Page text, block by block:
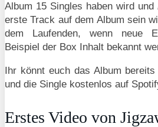
Album 15 Singles haben wird und
erste Track auf dem Album sein
dem Laufenden, wenn neue
Beispiel der Box Inhalt bekannt
Ihr könnt euch das Album
und die Single kostenlos auf
Erstes Video von